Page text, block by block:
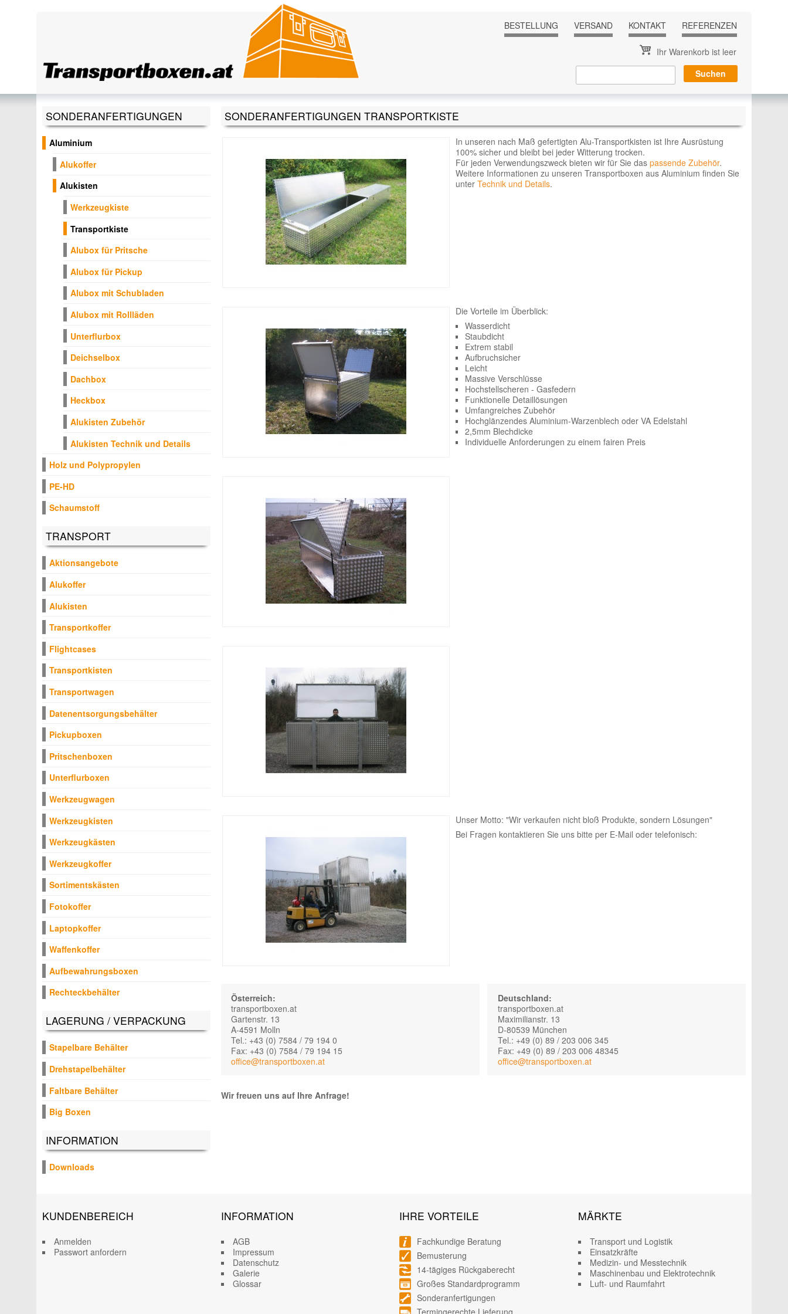
BESTELLUNG
VERSAND KONTAKT REFERENZEN
Ihr Warenkorb ist leer
SONDERANFERTIGUNGEN TRANSPORTKISTE
In unseren nach Maß gefertigten Alu-Transportkisten ist Ihre Ausrüstung
100% sicher und bleibt bei jeder Witterung trocken.
Für jeden Verwendungszweck bieten wir für Sie das passende Zubehör.
Weitere Informationen zu unseren Transportboxen aus Aluminium finden Sie
unter Technik und Details.
Die Vorteile im Überblick:
Wasserdicht
Staubdicht
Extrem stabil
Aufbruchsicher
Leicht
Massive Verschlüsse
Hochstellscheren - Gasfedern
Funktionelle Detaillösungen
Umfangreiches Zubehör
Hochglänzendes Aluminium-Warzenblech oder VA Edelstahl
2,5mm Blechdicke
Individuelle Anforderungen zu einem fairen Preis
Unser Motto: "Wir verkaufen nicht bloß Produkte, sondern Lösungen"
Bei Fragen kontaktieren Sie uns bitte per E-Mail oder telefonisch:
Österreich:
transportboxen.at
Gartenstr. 13
A-4591 Molln
Tel.: +43 (0) 7584 / 79 194 0
Fax: +43 (0) 7584 / 79 194 15
office@transportboxen.at
Deutschland:
transportboxen.at
Maximilianstr. 13
D-80539 München
Tel.: +49 (0) 89 / 203 006 345
Fax: +49 (0) 89 / 203 006 48345
office@transportboxen.at
Wir freuen uns auf Ihre Anfrage!
SONDERANFERTIGUNGEN
Aluminium
Alukoffer
Alukisten
Werkzeugkiste
Transportkiste
Alubox für Pritsche
Alubox für Pickup
Alubox mit Schubladen
Alubox mit Rollläden
Unterflurbox
Deichselbox
Dachbox
Heckbox
Alukisten Zubehör
Alukisten Technik und Details
Holz und Polypropylen
PE-HD
Schaumstoff
TRANSPORT
Aktionsangebote
Alukoffer
Alukisten
Transportkoffer
Flightcases
Transportkisten
Transportwagen
Datenentsorgungsbehälter
Pickupboxen
Pritschenboxen
Unterflurboxen
Werkzeugwagen
Werkzeugkisten
Werkzeugkästen
Werkzeugkoffer
Sortimentskästen
Fotokoffer
Laptopkoffer
Waffenkoffer
Aufbewahrungsboxen
Rechteckbehälter
LAGERUNG / VERPACKUNG
Stapelbare Behälter
Drehstapelbehälter
Faltbare Behälter
Big Boxen
INFORMATION
Downloads
KUNDENBEREICH
Anmelden
Passwort anfordern
INFORMATION
AGB
Impressum
Datenschutz
Galerie
Glossar
IHRE VORTEILE
Fachkundige Beratung
Bemusterung
14-tägiges Rückgaberecht
Großes Standardprogramm
Sonderanfertigungen
Termingerechte Lieferung
MÄRKTE
Transport und Logistik
Einsatzkräfte
Medizin- und Messtechnik
Maschinenbau und Elektrotechnik
Luft- und Raumfahrt